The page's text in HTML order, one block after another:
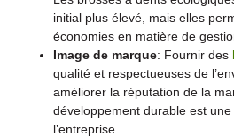
initial plus élevé, mais elles
économies en matière de
Image de marque: Fournir des
qualité et respectueuses de
améliorer la réputation de la
développement durable est
l’entreprise.